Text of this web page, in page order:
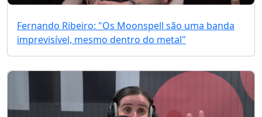
Fernando Ribeiro: "Os Moonspell são uma banda
imprevisível, mesmo dentro do metal"